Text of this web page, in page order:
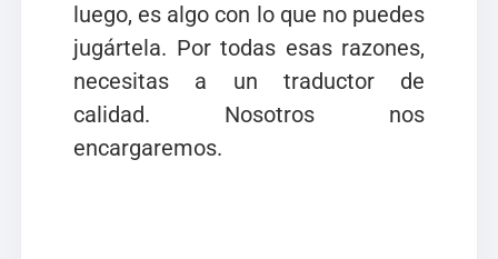
luego, es algo con lo que no puedes
jugártela. Por todas esas razones,
necesitas a un traductor de
calidad. Nosotros nos
encargaremos.